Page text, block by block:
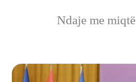
Ndaje me miqtë